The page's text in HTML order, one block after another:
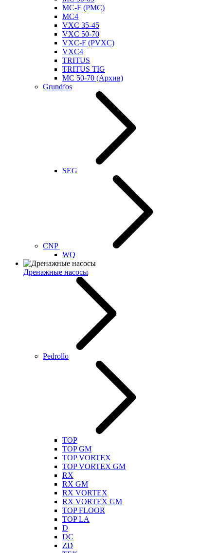
MC-F (PMC)
MC4
VXC 35-45
VXC 50-70
VXC-F (PVXC)
VXC4
TRITUS
TRITUS TIG
MC 50-70 (Архив)
Grundfos
SEG
CNP
WQ
Дренажные насосы
Pedrollo
TOP
TOP GM
TOP VORTEX
TOP VORTEX GM
RX
RX GM
RX VORTEX
RX VORTEX GM
TOP FLOOR
TOP LA
D
DC
ZD